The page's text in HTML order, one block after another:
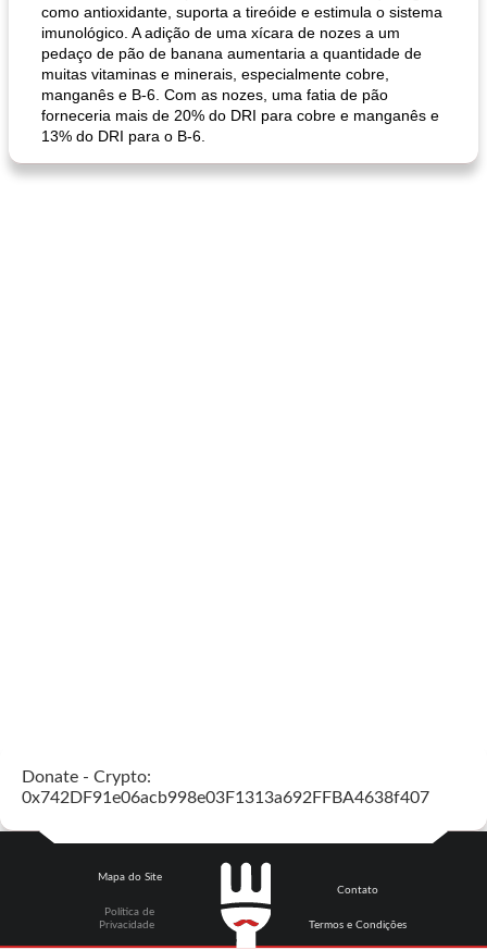
queijo festivo mergulho 'slaw' perfurador de romã temperada
como antioxidante, suporta a tireóide e estimula o sistema
imunológico. A adição de uma xícara de nozes a um
pedaço de pão de banana aumentaria a quantidade de
muitas vitaminas e minerais, especialmente cobre,
manganês e B-6. Com as nozes, uma fatia de pão
forneceria mais de 20% do DRI para cobre e manganês e
13% do DRI para o B-6.
Donate - Crypto:
0x742DF91e06acb998e03F1313a692FFBA4638f407
Mapa do Site
Política de
Privacidade
Contato
Termos e Condições